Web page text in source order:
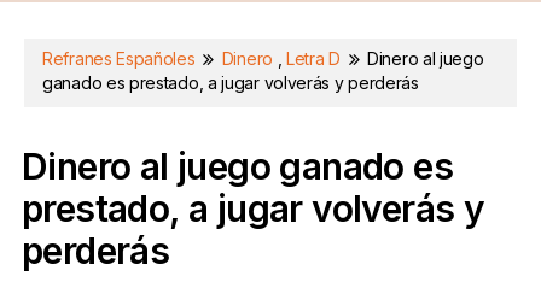
Refranes Españoles Dinero ,Letra D
Dinero al juego
ganado es prestado, a jugar volverás y perderás
Dinero al juego ganado es
prestado, a jugar volverás y
perderás